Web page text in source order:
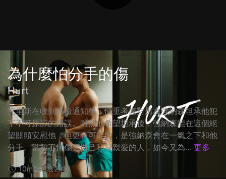
為什麼怕分手的傷
Hurt
克里斯在收到篩檢通知後，慎重考慮對男友強納森坦承他犯
下不可原諒的錯誤。雖然他希望坦承後，強納森能在這個絕
望關頭安慰他，但更有可能的，是強納森會在一氣之下和他
分手。當初不怕傷害自己和最親愛的人，如今又為... 更多
10m新加坡2016